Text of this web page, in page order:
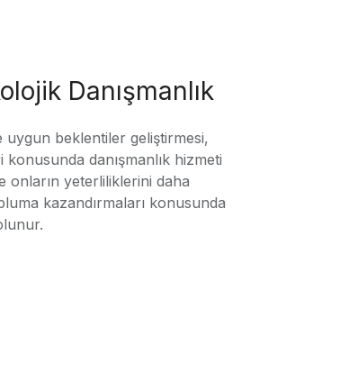
Danışmanlık
beklentiler geliştirmesi,
danışmanlık hizmeti
onların yeterliliklerini daha
kazandırmaları konusunda